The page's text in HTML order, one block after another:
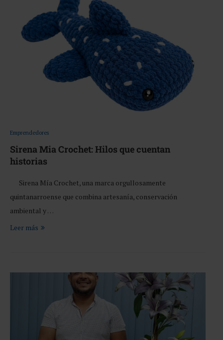
Emprendedores
Sirena Mia Crochet: Hilos que cuentan
historias
Sirena Mía Crochet, una marca orgullosamente
quintanarroense que combina artesanía, conservación
ambiental y …
Leer más